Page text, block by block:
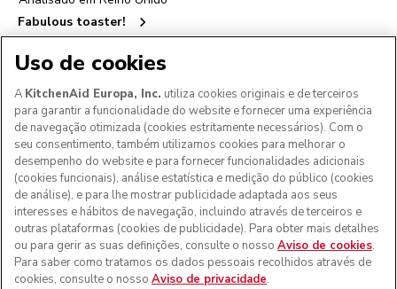
Uso de cookies
A KitchenAid Europa, Inc. utiliza cookies originais e de terceiros
para garantir a funcionalidade do website e fornecer uma experiência
de navegação otimizada (cookies estritamente necessários). Com o
seu consentimento, também utilizamos cookies para melhorar o
desempenho do website e para fornecer funcionalidades adicionais
(cookies funcionais), análise estatística e medição do público (cookies
de análise), e para lhe mostrar publicidade adaptada aos seus
interesses e hábitos de navegação, incluindo através de terceiros e
outras plataformas (cookies de publicidade). Para obter mais detalhes
ou para gerir as suas definições, consulte o nosso Aviso de cookies.
Para saber como tratamos os dados pessoais recolhidos através de
cookies, consulte o nosso Aviso de privacidade.